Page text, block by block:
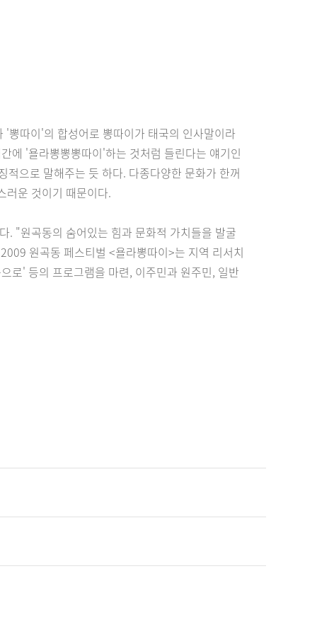
뽕따이'의 합성어로 뽕따이가 태국의 인사말이라
에 '욜라뽕뽕뽕따이'하는 것처럼 들린다는 얘기인
으로 말해주는 듯 하다. 다종다양한 문화가 한꺼
러운 것이기 때문이다.
. "원곡동의 숨어있는 힘과 문화적 가치들을 발굴
원곡동 페스티벌 <욜라뽕따이>는 지역 리서치
로' 등의 프로그램을 마련, 이주민과 원주민, 일반